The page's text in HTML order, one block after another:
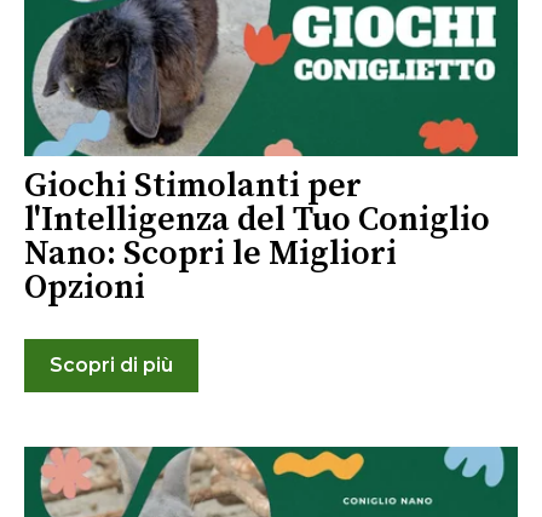
Giochi Stimolanti per
l'Intelligenza del Tuo Coniglio
Nano: Scopri le Migliori
Opzioni
Scopri di più